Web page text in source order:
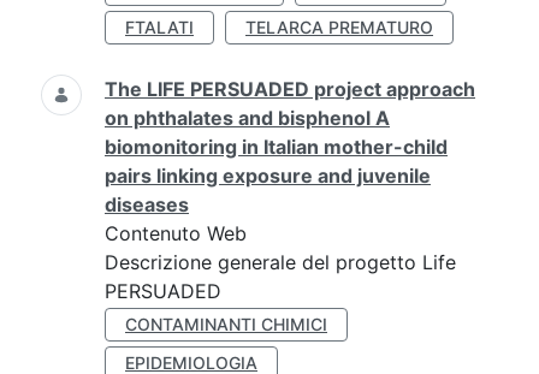
FTALATI
TELARCA PREMATURO
The LIFE PERSUADED project approach
on phthalates and bisphenol A
biomonitoring in Italian mother-child
pairs linking exposure and juvenile
diseases
Contenuto Web
Descrizione generale del progetto Life
PERSUADED
CONTAMINANTI CHIMICI
EPIDEMIOLOGIA